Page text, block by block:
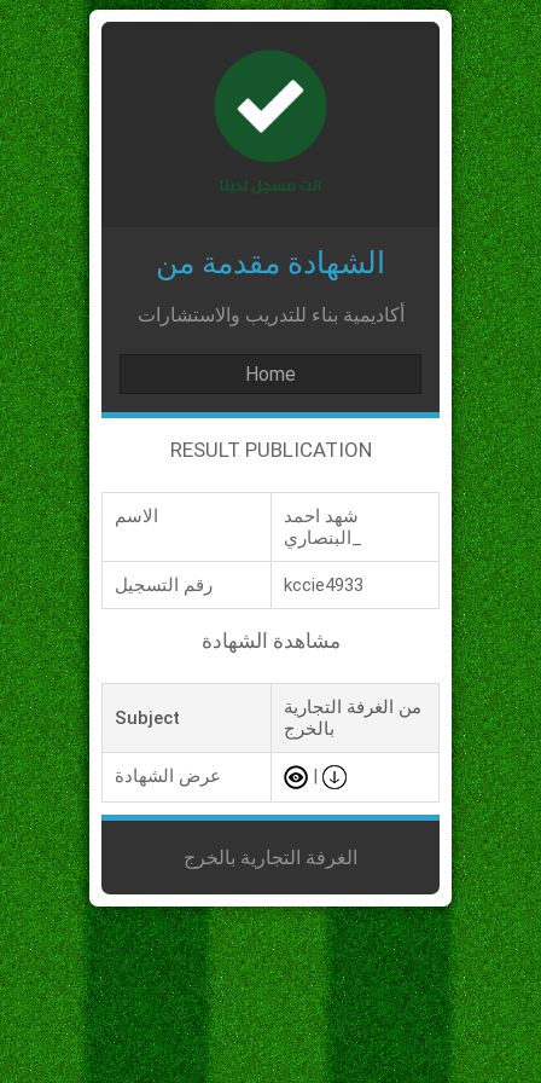
الشهادة مقدمة من
أكاديمية بناء للتدريب والاستشارات
Home
RESULT PUBLICATION
الاسم
شهد احمد
رقم التسجيل kccie4933
مشاهدة الشهادة
Subject
من الغرفة التجارية
بالخرج
عرض الشهادة
الغرفة التجارية بالخرج